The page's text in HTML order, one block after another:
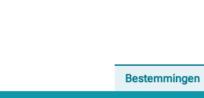
Bestemmingen